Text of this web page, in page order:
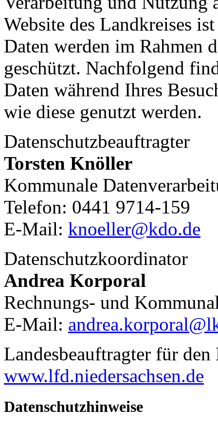
Website des Landkreises
Daten werden im Rahmen
geschützt. Nachfolgend
Daten während Ihres
wie diese genutzt werden.
Datenschutzbeauftragter
Torsten Knöller
Kommunale
Telefon: 0441 9714-159
E-Mail: knoeller@kdo.de
Datenschutzkoordinator
Andrea Korporal
Rechnungs- und
E-Mail:
Landesbeauftragter für den
www.lfd.niedersachsen.de
Datenschutzhinweise